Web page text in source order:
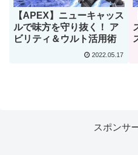
【APEX】ニューキャッス
ルで味方を守り抜く！ ア
ビリティ＆ウルト活用術
2022.05.17
スポンサ